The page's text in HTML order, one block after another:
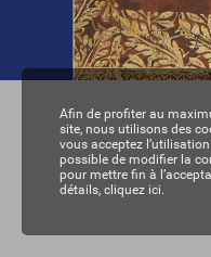
Afin de profiter au
site, nous utilisons des
vous acceptez
possible de modifier la
pour mettre fin à
détails, cliquez ici.